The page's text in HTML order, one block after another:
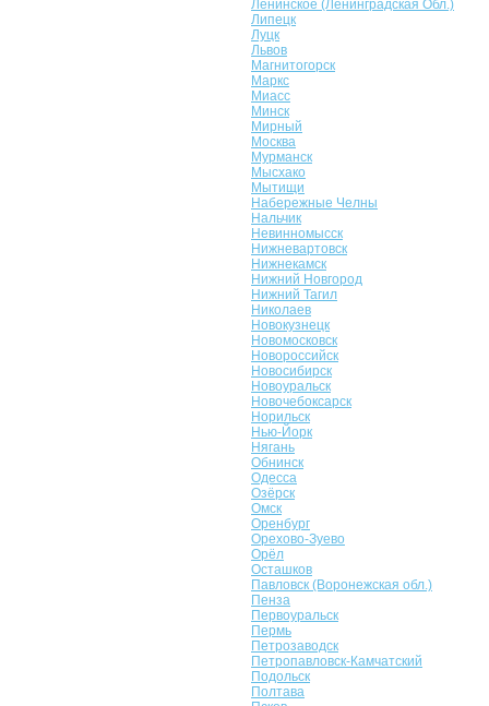
Ленинское (Ленинградская Обл.)
Липецк
Луцк
Львов
Магнитогорск
Маркс
Миасс
Минск
Мирный
Москва
Мурманск
Мысхако
Мытищи
Набережные Челны
Нальчик
Невинномысск
Нижневартовск
Нижнекамск
Нижний Новгород
Нижний Тагил
Николаев
Новокузнецк
Новомосковск
Новороссийск
Новосибирск
Новоуральск
Новочебоксарск
Норильск
Нью-Йорк
Нягань
Обнинск
Одесса
Озёрск
Омск
Оренбург
Орехово-Зуево
Орёл
Осташков
Павловск (Воронежская обл.)
Пенза
Первоуральск
Пермь
Петрозаводск
Петропавловск-Камчатский
Подольск
Полтава